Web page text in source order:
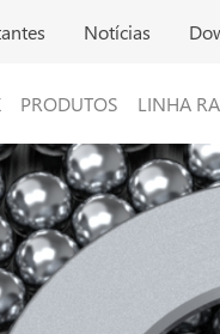
Notícias
PRODUTOS LINHA